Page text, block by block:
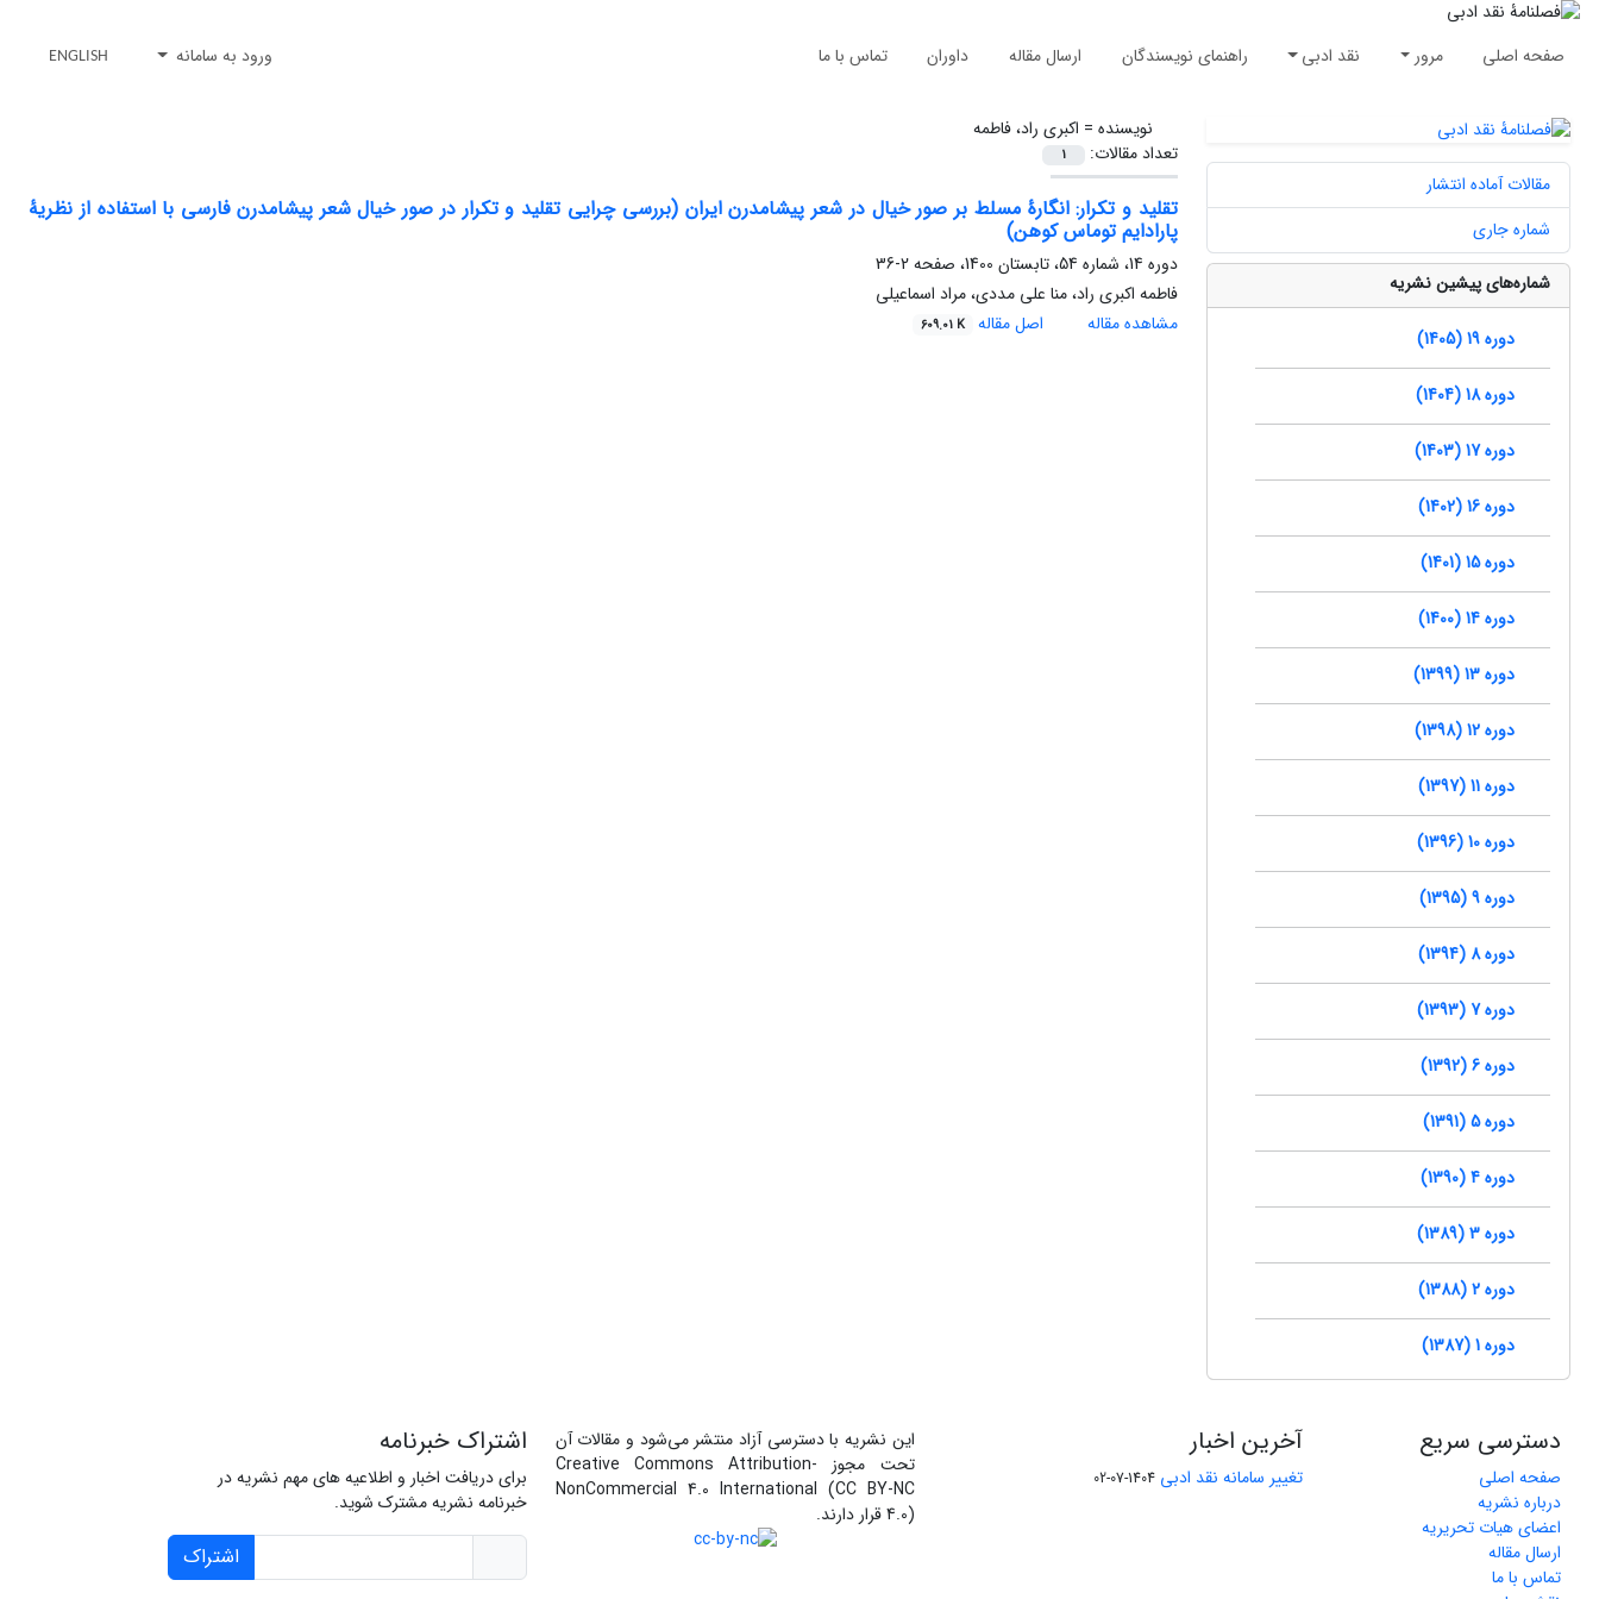
صفحه اصلی مرور نقد ادبی راهنمای نویسندگان ارسال مقاله داوران تماس با ما ورود به سامانه ENGLISH
نویسنده = اکبری راد، فاطمه
تعداد مقالات:
1
تقلید و تکرار: انگارۀ مسلط بر صور خیال در شعر پیشامدرن ایران (بررسی چرایی تقلید و تکرار در صور خیال شعر پیشامدرن فارسی با استفاده از نظریۀ
پارادایم توماس کوهن)
دوره 14، شماره 54، تابستان 1400، صفحه
2-36
فاطمه اکبری راد، منا علی مددی، مراد اسماعیلی
مشاهده مقاله
اصل مقاله 609.01 K
مقالات آماده انتشار
شماره جاری
شماره‌های پیشین نشریه
دوره 19 (1405)
دوره 18 (1404)
دوره 17 (1403)
دوره 16 (1402)
دوره 15 (1401)
دوره 14 (1400)
دوره 13 (1399)
دوره 12 (1398)
دوره 11 (1397)
دوره 10 (1396)
دوره 9 (1395)
دوره 8 (1394)
دوره 7 (1393)
دوره 6 (1392)
دوره 5 (1391)
دوره 4 (1390)
دوره 3 (1389)
دوره 2 (1388)
دوره 1 (1387)
دسترسی سریع
صفحه اصلی
درباره نشریه
اعضای هیات تحریریه
ارسال مقاله
تماس با ما
آخرین اخبار
تغییر سامانه نقد ادبی 1404-07-02
این نشریه با دسترسی آزاد منتشر می‌شود و مقالات آن
تحت مجوز Creative Commons Attribution-
NonCommercial 4.0 International (CC BY-NC
4.0) قرار دارند.
اشتراک خبرنامه
برای دریافت اخبار و اطلاعیه های مهم نشریه در
خبرنامه نشریه مشترک شوید.
اشتراک